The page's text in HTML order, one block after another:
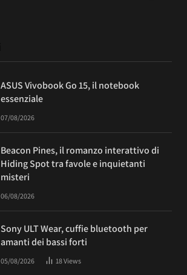
ASUS Vivobook Go 15, il notebook
essenziale
07/08/2026
Beacon Pines, il romanzo interattivo di
Hiding Spot tra favole e inquietanti
misteri
06/08/2026
Sony ULT Wear, cuffie bluetooth per
amanti dei bassi forti
05/08/2026 18Views